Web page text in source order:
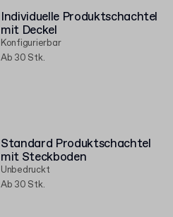
Individuelle Produktschachtel
mit Deckel
Konfigurierbar
Ab 30 Stk.
Standard Produktschachtel
mit Steckboden
Unbedruckt
Ab 30 Stk.